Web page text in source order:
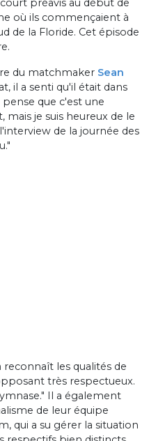
préavis au début de
où ils commençaient à
de la Floride. Cet épisode
du matchmaker Sean
il a senti qu'il était dans
que c'est une
je suis heureux de le
de la journée des
les qualités de
très respectueux.
Il a également
de leur équipe
qui a su gérer la situation